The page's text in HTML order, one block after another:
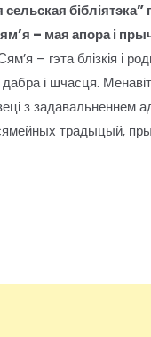
– мая апора і
– гэта блізкія і
і шчасця.
з задавальненнем
традыцый,